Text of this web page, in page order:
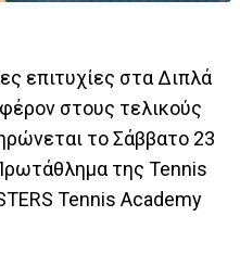
επιτυχίες στα Διπλά
στους τελικούς
το Σάββατο 23
της Tennis
Tennis Academy